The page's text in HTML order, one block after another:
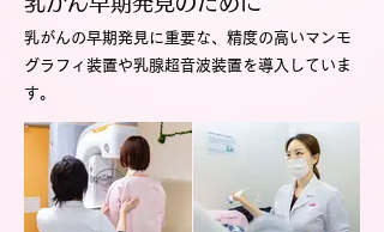
乳がんの早期発見に重要な、精度の高いマンモ
グラフィ装置や乳腺超音波装置を導入していま
す。